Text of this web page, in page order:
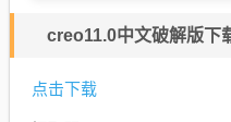
creo11.0中文破解版下
点击下载